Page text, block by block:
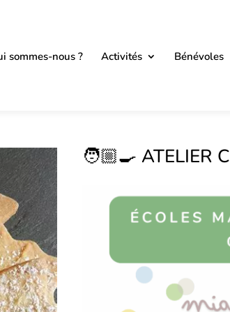
sommes-nous ? Activités Bénévoles
🧑🏼‍🍳 ATELIER